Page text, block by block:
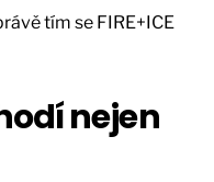
tím se FIRE+ICE
nejen